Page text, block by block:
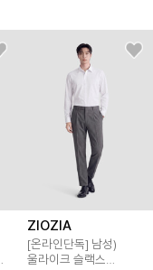
ZIOZIA
[온라인단독] 남성)
울라이크 슬랙스